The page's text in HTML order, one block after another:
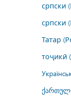
српски
српски
Татар
тоҷикӣ